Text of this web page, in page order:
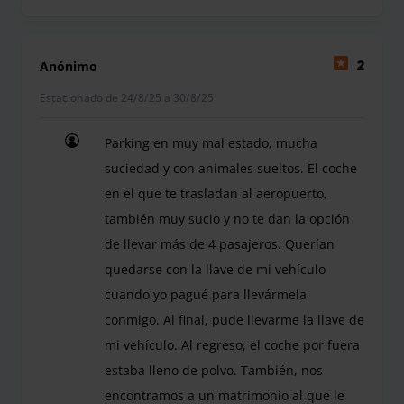
Anónimo 2
Estacionado de 24/8/25 a 30/8/25
Parking en muy mal estado, mucha
suciedad y con animales sueltos. El coche
en el que te trasladan al aeropuerto,
también muy sucio y no te dan la opción
de llevar más de 4 pasajeros. Querían
quedarse con la llave de mi vehículo
cuando yo pagué para llevármela
conmigo. Al final, pude llevarme la llave de
mi vehículo. Al regreso, el coche por fuera
estaba lleno de polvo. También, nos
encontramos a un matrimonio al que le